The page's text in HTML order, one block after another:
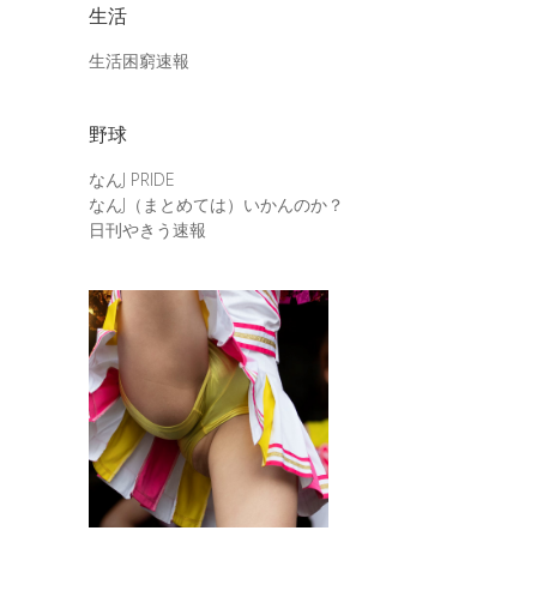
生活
生活困窮速報
野球
なんJ PRIDE
なんJ（まとめては）いかんのか？
日刊やきう速報